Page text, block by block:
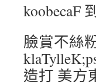
koobecaF
臉賞不絲
造打 美方